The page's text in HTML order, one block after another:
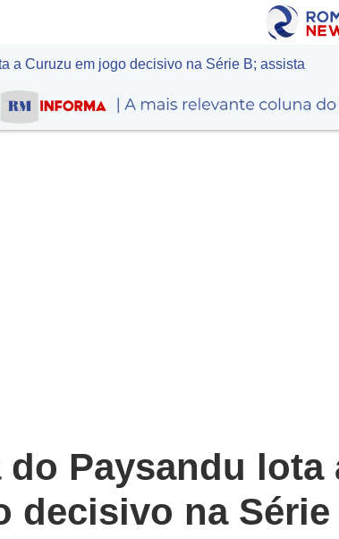
a Curuzu em jogo decisivo na Série B; assista
do Paysandu lota
decisivo na Série